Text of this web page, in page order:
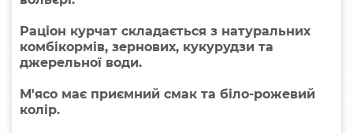
Раціон курчат складається з натуральних
комбікормів, зернових, кукурудзи та
джерельної води.
М'ясо має приємний смак та біло-рожевий
колір.